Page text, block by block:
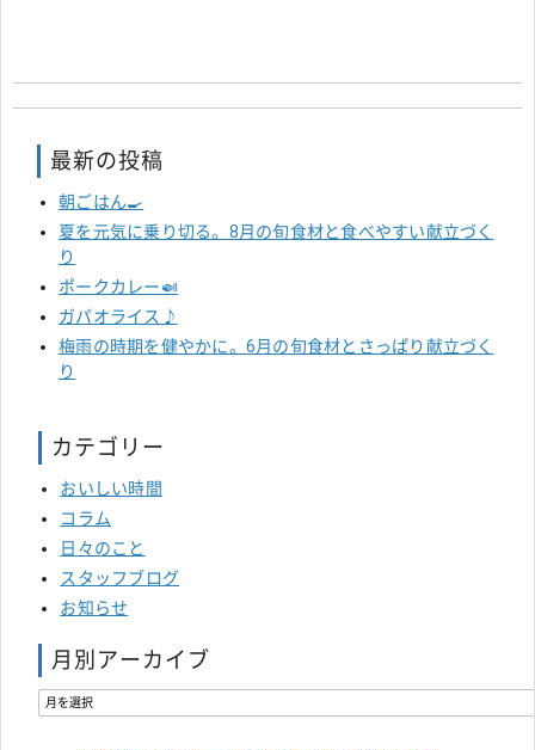
最新の投稿
朝ごはん🍳
夏を元気に乗り切る。8月の旬食材と食べやすい献立づく
り
ポークカレー🍛
ガパオライス♪
梅雨の時期を健やかに。6月の旬食材とさっぱり献立づく
り
カテゴリー
おいしい時間
コラム
日々のこと
スタッフブログ
お知らせ
月別アーカイブ